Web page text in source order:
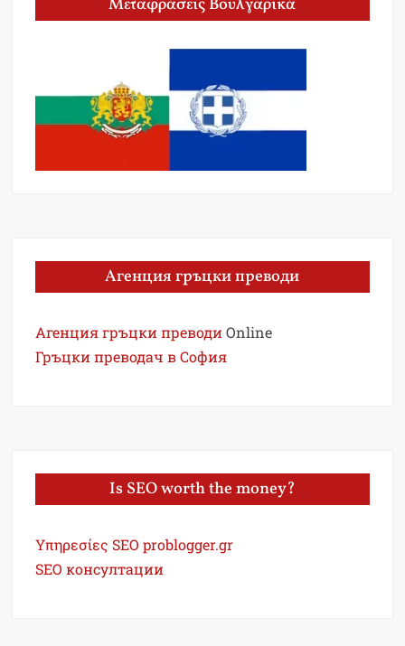
Μεταφράσεις Βουλγαρικά
Агенция гръцки преводи
Агенция гръцки преводи Online
Гръцки преводач в София
Is SEO worth the money?
Υπηρεσίες SEO problogger.gr
SEO консултации